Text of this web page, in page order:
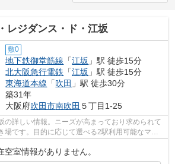
レジダンス・ド・江坂
敷0
地下鉄御堂筋線 「江坂 」駅 徒歩15分
北大阪急行電鉄 「江坂 」駅 徒歩15分
東海道本線 「吹田 」駅 徒歩30分
築31年
大阪府吹田市南吹田 ５丁目1-25
の詳しい情報。ニーズが高まっており求められて
場です。目的に応じて選べる2駅利用可能なマン
空室情報がありません。